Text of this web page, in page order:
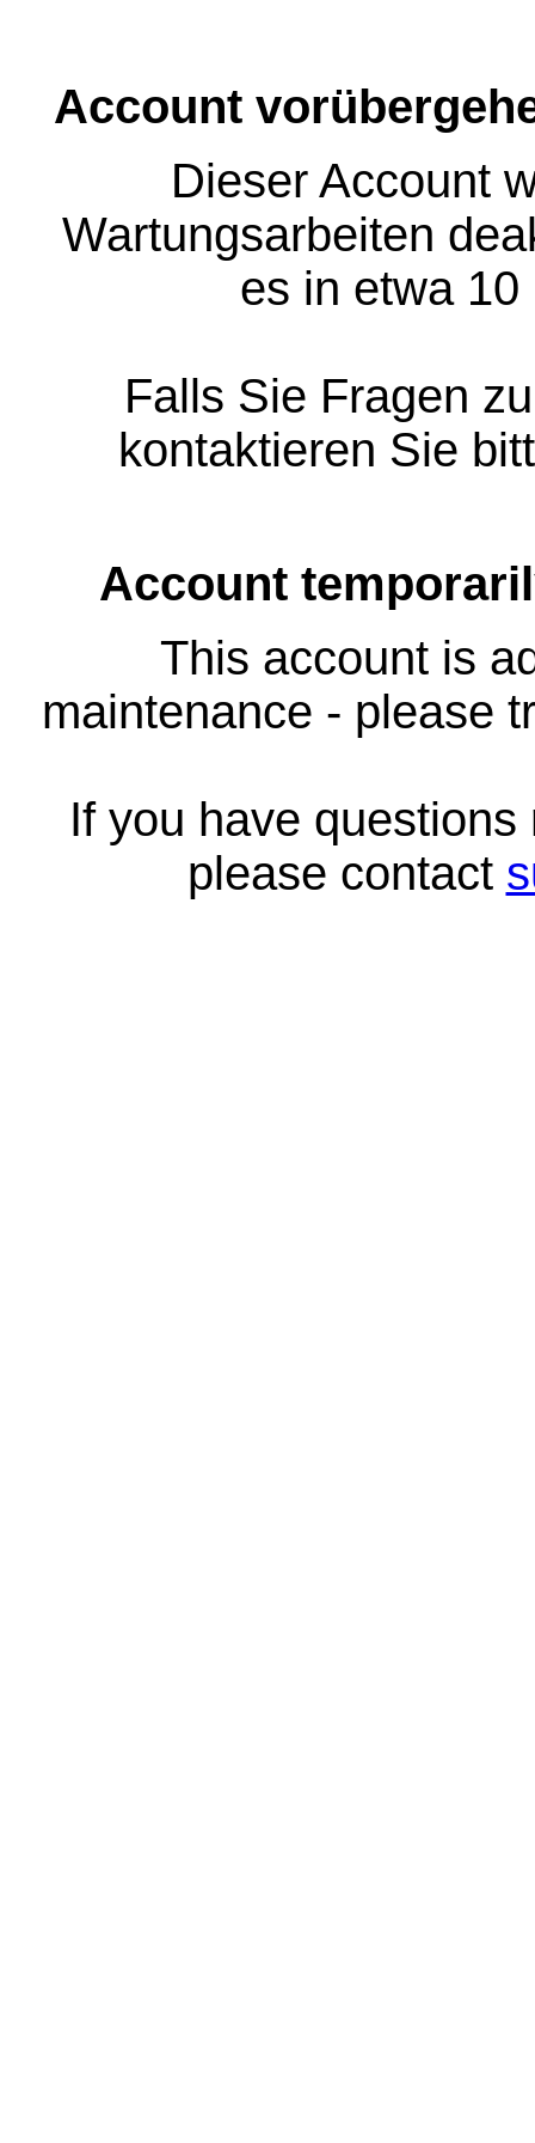
Account
Dieser Account
Wartungsarbeiten
es in etwa
Falls Sie Fragen
kontaktieren Sie
Account
This account is
maintenance - please
If you have
please contact